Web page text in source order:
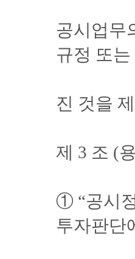
공시업무
규정 또
진 것을
제 3 조 (
① “공시
투자판단